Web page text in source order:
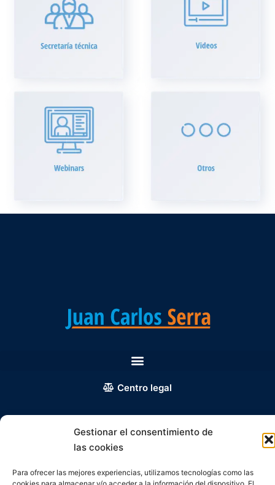
Gestionar el consentimiento de
las cookies
Para ofrecer las mejores experiencias, utilizamos tecnologías como las
Centro legal
Copyright 2026 © Todos los derechos reservados. Juan Carlos